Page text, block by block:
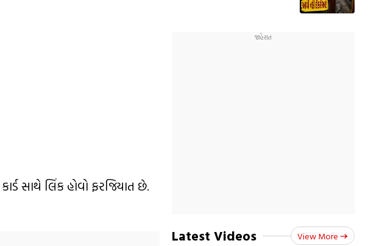
સાથે લિંક હોવો ફરજિયાત છે.
Latest Videos View More